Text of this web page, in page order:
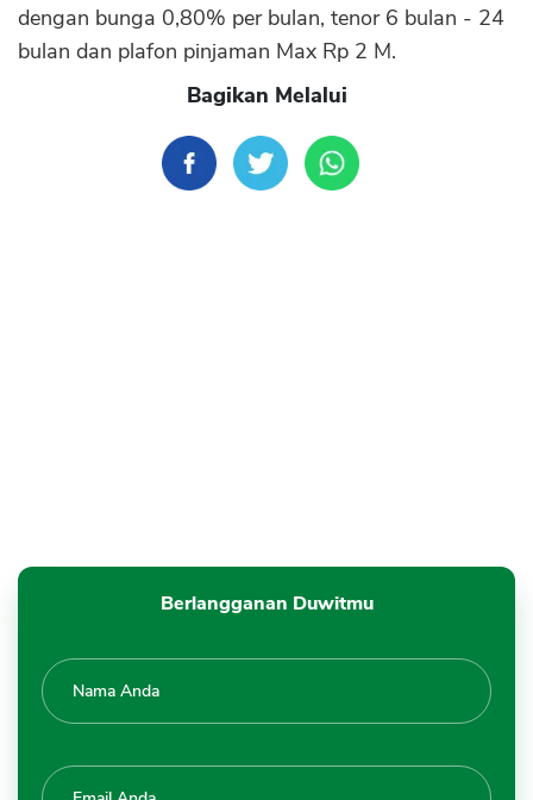
dengan bunga 0,80% per bulan, tenor 6 bulan - 24
bulan dan plafon pinjaman Max Rp 2 M.
Bagikan Melalui
Berlangganan Duwitmu